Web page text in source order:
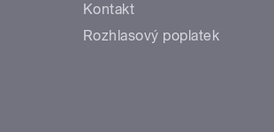
Kontakt
Rozhlasový poplatek